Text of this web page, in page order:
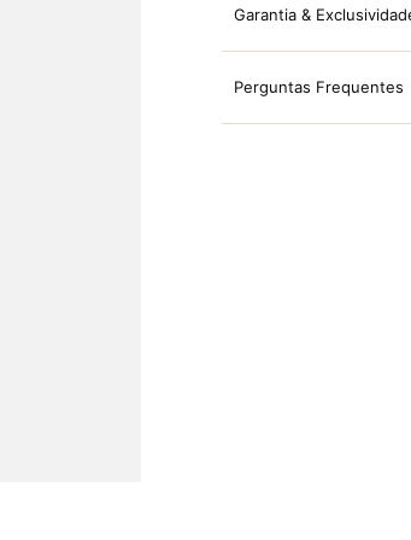
Garantia &
Perguntas Frequentes